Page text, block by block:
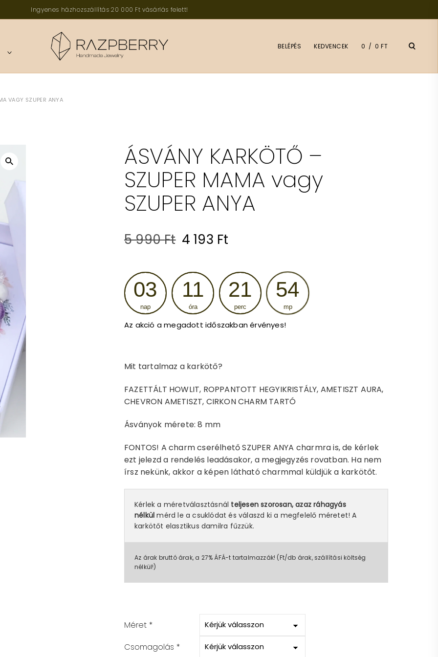
Ingyenes házhozszállítás 20 000 Ft vásárlás felett!
TOGGLE
BELÉPÉS KEDVENCEK 0 0 FT
open
VAGY SZUPER ANYA
ÁSVÁNY KARKÖTŐ –
SZUPER MAMA vagy
SZUPER ANYA
5 990Ft Original
was:
5
990 Ft.
4 193 Ft
is:
4
193 Ft.
03
nap
11
óra
21
perc
54
mp
Az akció a megadott időszakban érvényes!
Mit tartalmaz a karkötő?
FAZETTÁLT HOWLIT, ROPPANTOTT HEGYIKRISTÁLY, AMETISZT AURA,
CHEVRON AMETISZT, CIRKON CHARM TARTÓ
Ásványok mérete: 8 mm
FONTOS! A charm cserélhető SZUPER ANYA charmra is, de kérlek
ezt jelezd a rendelés leadásakor, a megjegyzés rovatban. Ha nem
írsz nekünk, akkor a képen látható charmmal küldjük a karkötőt.
Kérlek a méretválasztásnál teljesen szorosan, azaz ráhagyás
nélkül mérd le a csuklódat és válaszd ki a megfelelő méretet! A
karkötőt elasztikus damilra fűzzük.
Az árak bruttó árak, a 27% ÁFÁ-t tartalmazzák! (Ft/db árak, szállítási költség
nélkül!)
Méret *
Csomagolás *